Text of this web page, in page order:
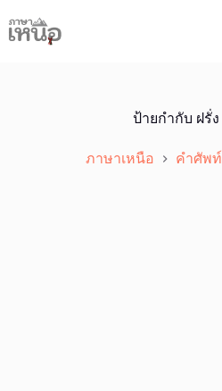
to
content
ป้ายกำกับ ฝรั่ง
ภาษาเหนือ คำศัพท์